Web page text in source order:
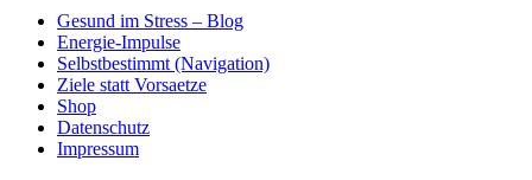
Gesund im Stress – Blog
Energie-Impulse
Selbstbestimmt (Navigation)
Ziele statt Vorsaetze
Shop
Datenschutz
Impressum